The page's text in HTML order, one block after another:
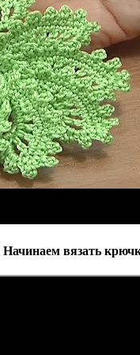
вязать